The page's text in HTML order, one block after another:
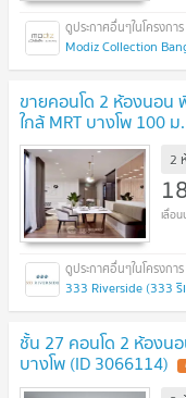
Modiz Collection
ขายคอนโด 2 ห้องนอน
ใกล้ MRT บางโพ 100
2
333 Riverside (333 ริ
ชั้น 27 คอนโด 2 ห้องน
บางโพ (ID 3066114)